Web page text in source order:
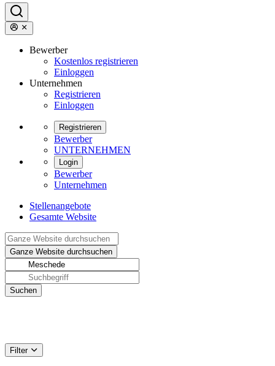
Bewerber
Kostenlos registrieren
Einloggen
Unternehmen
Registrieren
Einloggen
Registrieren
Bewerber
UNTERNEHMEN
Login
Bewerber
Unternehmen
Stellenangebote
Gesamte Website
Filter